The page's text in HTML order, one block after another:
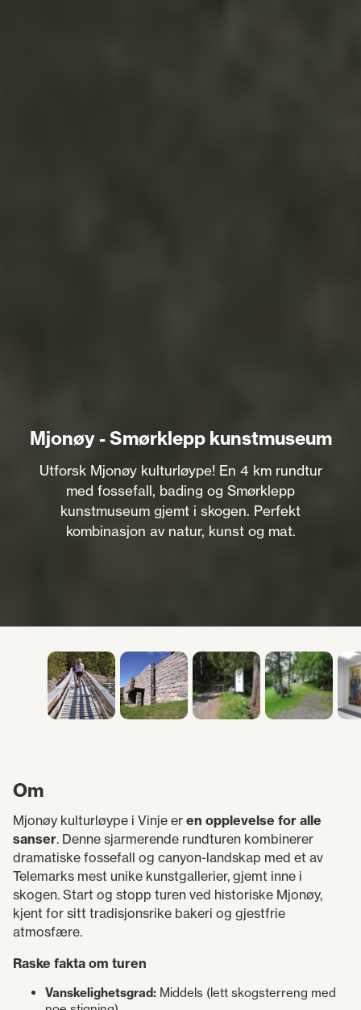
Mjonøy - Smørklepp kunstmuseum
Utforsk Mjonøy kulturløype! En 4 km rundtur
med fossefall, bading og Smørklepp
kunstmuseum gjemt i skogen. Perfekt
kombinasjon av natur, kunst og mat.
Om
Mjonøy kulturløype i Vinje er en opplevelse for alle
sanser. Denne sjarmerende rundturen kombinerer
dramatiske fossefall og canyon-landskap med et av
Telemarks mest unike kunstgallerier, gjemt inne i
skogen. Start og stopp turen ved historiske Mjonøy,
kjent for sitt tradisjonsrike bakeri og gjestfrie
atmosfære.
Raske fakta om turen
Vanskelighetsgrad: Middels (lett skogsterreng med